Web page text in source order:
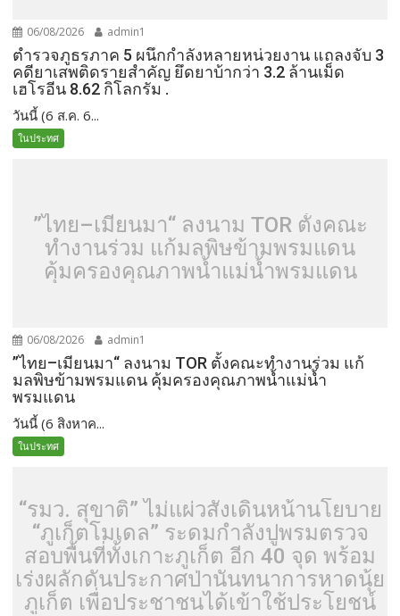
06/08/2026 admin1
ตำรวจภูธรภาค 5 ผนึกกำลังหลายหน่วยงาน แถลงจับ 3
คดียาเสพติดรายสำคัญ ยึดยาบ้ากว่า 3.2 ล้านเม็ด
เฮโรอีน 8.62 กิโลกรัม .
วันนี้ (6 ส.ค. 6...
ในประทศ
”ไทย–เมียนมา“ ลงนาม TOR ตั้งคณะ
ทำงานร่วม แก้มลพิษข้ามพรมแดน
คุ้มครองคุณภาพน้ำแม่น้ำพรมแดน
06/08/2026 admin1
”ไทย–เมียนมา“ ลงนาม TOR ตั้งคณะทำงานร่วม แก้
มลพิษข้ามพรมแดน คุ้มครองคุณภาพน้ำแม่น้ำ
พรมแดน
วันนี้ (6 สิงหาค...
ในประทศ
“รมว. สุขาติ” ไม่แผ่วสั่งเดินหน้านโยบาย
“ภูเก็ตโมเดล” ระดมกำลังปูพรมตรวจ
สอบพื้นที่ทั้งเกาะภูเก็ต อีก 40 จุด พร้อม
เร่งผลักดันประกาศป่านันทนาการหาดนุ้ย
ภูเก็ต เพื่อประชาชนได้เข้าใช้ประโยชน์